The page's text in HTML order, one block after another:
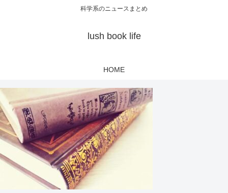
科学系のニュースまとめ
lush book life
HOME